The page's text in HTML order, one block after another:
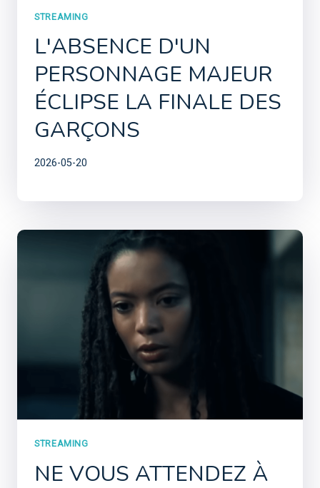
STREAMING
L'ABSENCE D'UN
PERSONNAGE MAJEUR
ÉCLIPSE LA FINALE DES
GARÇONS
2026-05-20
STREAMING
NE VOUS ATTENDEZ À